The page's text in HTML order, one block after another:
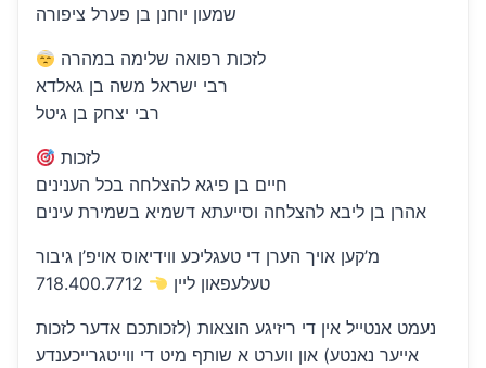
שמעון יוחנן בן פערל ציפורה
לזכות רפואה שלימה במהרה
רבי ישראל משה בן גאלדא
רבי יצחק בן גיטל
לזכות
חיים בן פיגא להצלחה בכל הענינים
אהרן בן ליבא להצלחה וסייעתא דשמיא בשמירת עינים
מ’קען אויך הערן די טעגליכע ווידיאוס אויפ’ן גיבור
טעלעפאון ליין
נעמט אנטייל אין די ריזיגע הוצאות (לזכותכם אדער לזכות
אייער נאנטע) און ווערט א שותף מיט די ווייטגרייכענדע